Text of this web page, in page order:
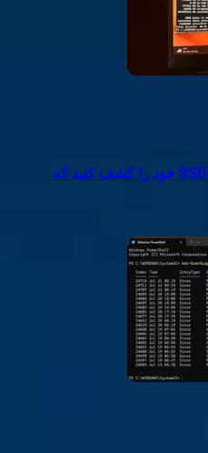
با این دستورات ویندوز، مشکلات SSD خود را کشف کنید که